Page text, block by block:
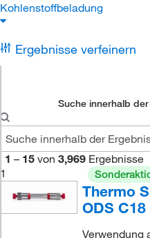
Kohlenstoffbeladung
Ergebnisse verfeinern
Suche innerhalb
1 – 15 von 3,969 Ergebnisse
1
Thermo
ODS
Verwendung